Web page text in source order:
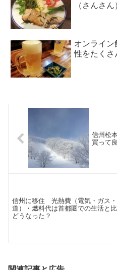
（さんさ
オンライ
性をたくさ
信州松
買って
信州に移住 光熱費（電気・ガス
道）・燃料代は首都圏での生活と
どうなった？